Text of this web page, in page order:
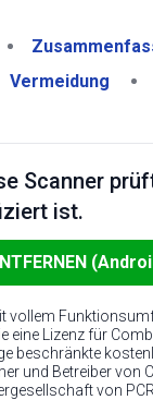
Vermeidung
Scanner
ist.
vollem
eine Lizenz für
beschränkte
und Betreiber von
von